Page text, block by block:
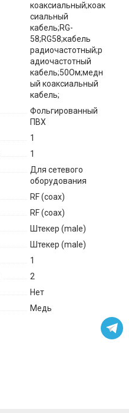
коаксиальный;коак
сиальный
кабель;RG-
58;RG58;кабель
радиочастотный;р
адиочастотный
кабель;50Ом;медн
ый коаксиальный
кабель;
Фольгированный
ПВХ
1
1
Для сетевого
оборудования
RF (coax)
RF (coax)
Штекер (male)
Штекер (male)
1
2
Нет
Медь